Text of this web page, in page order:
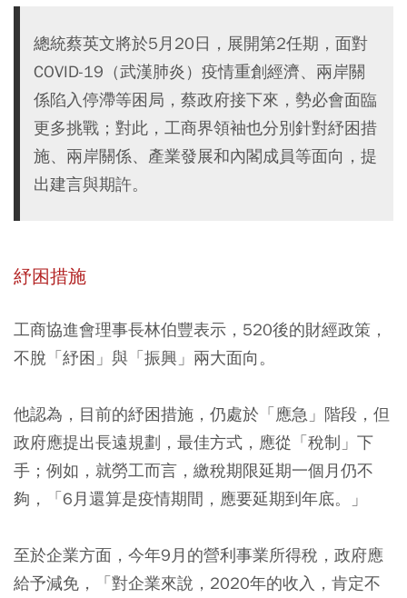
總統蔡英文將於5月20日，展開第2任期，面對
COVID-19（武漢肺炎）疫情重創經濟、兩岸關
係陷入停滯等困局，蔡政府接下來，勢必會面臨
更多挑戰；對此，工商界領袖也分別針對紓困措
施、兩岸關係、產業發展和內閣成員等面向，提
出建言與期許。
紓困措施
工商協進會理事長林伯豐表示，520後的財經政策，
不脫「紓困」與「振興」兩大面向。
他認為，目前的紓困措施，仍處於「應急」階段，但
政府應提出長遠規劃，最佳方式，應從「稅制」下
手； 例如，就勞工而言，繳稅期限延期一個月仍不
夠，「6月還算是疫情期間，應要延期到年底。」
至於企業方面， 今年9月的營利事業所得稅，政府應
給予減免，「對企業來說，2020年的收入，肯定不